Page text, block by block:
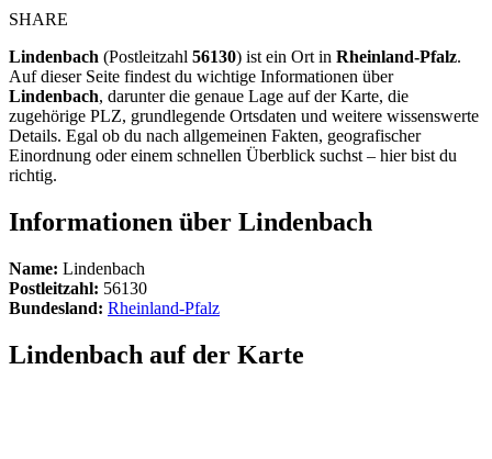
SHARE
Lindenbach (Postleitzahl 56130) ist ein Ort in Rheinland-Pfalz.
Auf dieser Seite findest du wichtige Informationen über
Lindenbach, darunter die genaue Lage auf der Karte, die
zugehörige PLZ, grundlegende Ortsdaten und weitere wissenswerte
Details. Egal ob du nach allgemeinen Fakten, geografischer
Einordnung oder einem schnellen Überblick suchst – hier bist du
richtig.
Informationen über Lindenbach
Name: Lindenbach
Postleitzahl: 56130
Bundesland: Rheinland-Pfalz
Lindenbach auf der Karte